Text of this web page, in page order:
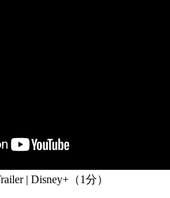
| Disney+（1分）